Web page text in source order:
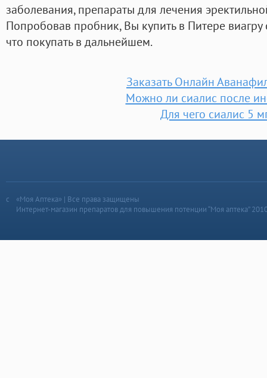
заболевания, препараты для лечения
Попробовав пробник, Вы купить в Питере виагру
что покупать в дальнейшем.
Заказать Онлайн
Можно ли сиалис после
Для чего сиалис 5
«Моя Аптека» | Все права защищены
Интернет-магазин препаратов для повышения потенции “Моя аптека”